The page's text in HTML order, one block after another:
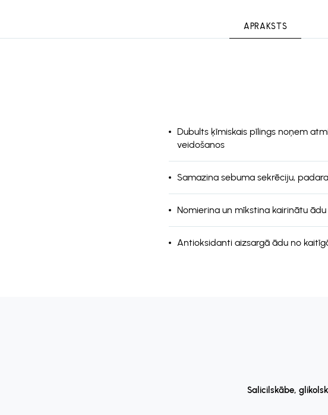
APRAKSTS
Dubults ķīmiskais pīlings noņem
veidošanos
Samazina sebuma sekrēciju,
Nomierina un mīkstina kairinātu ādu
Antioksidanti aizsargā ādu no
Salicilskābe,